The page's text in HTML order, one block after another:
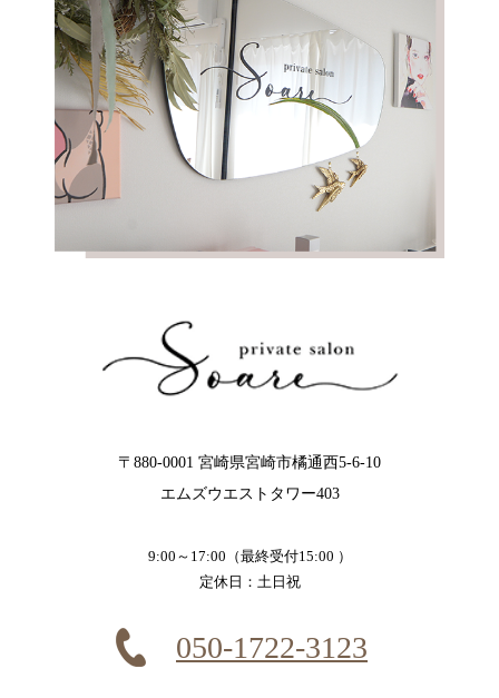
〒880-0001 宮崎県宮崎市橘通西5-6-10
エムズウエストタワー403
9:00～17:00（最終受付15:00 ）
定休日：土日祝
050-1722-3123